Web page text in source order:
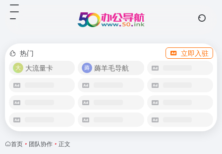
热门
立即入驻
大流量卡
薅羊毛导航
首页 • 团队协作 • 正文